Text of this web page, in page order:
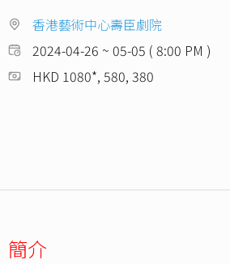
香港藝術中心壽臣劇院
2024-04-26 ~ 05-05 ( 8:00 PM )
HKD 1080*, 580, 380
簡介